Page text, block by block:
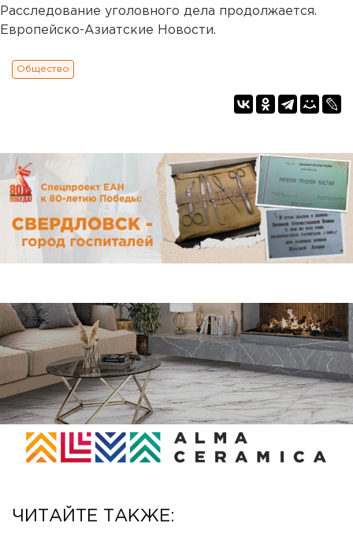
Расследование уголовного дела продолжается.
Европейско-Азиатские Новости.
Общество
ЧИТАЙТЕ ТАКЖЕ: